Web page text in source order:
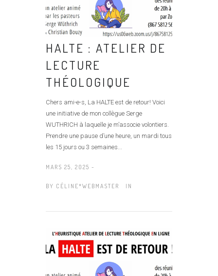
HALTE : ATELIER DE
LECTURE
THÉOLOGIQUE
Chers ami-e-s, La HALTE est de retour! Voici
une initiative de mon collègue Serge
WUTHRICH à laquelle je m’associe volontiers.
Prendre une pause d’une heure, un mardi tous
les 15 jours ou 3 semaines...
MARS 25, 2025 -
BY CÉLINE*WEBMASTER IN